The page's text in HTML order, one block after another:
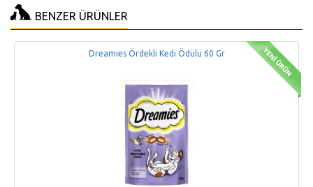
BENZER ÜRÜNLER
Dreamies Ördekli Kedi Ödülü 60 Gr